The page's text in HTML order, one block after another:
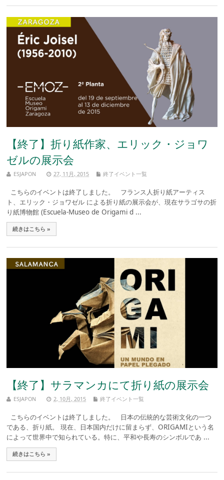
【終了】折り紙作家、エリック・ジョワ
ゼルの展示会
ESJAPON 27, 11月, 2015 終了イベント一覧
こちらのイベントは終了しました。 フランス人折り紙アーティス
ト、エリック・ジョワゼル による折り紙の展示会が、現在サラゴサの折
り紙博物館 (Escuela-Museo de Origami d ...
続きはこちら »
【終了】サラマンカにて折り紙の展示会
ESJAPON 2, 10月, 2015 終了イベント一覧
こちらのイベントは終了しました。 日本の伝統的な芸術文化の一つ
である、折り紙。 現在、日本国内だけに留まらず、ORIGAMIという名
によって世界中で知られている。特に、平和や長寿のシンボルであ ...
続きはこちら »